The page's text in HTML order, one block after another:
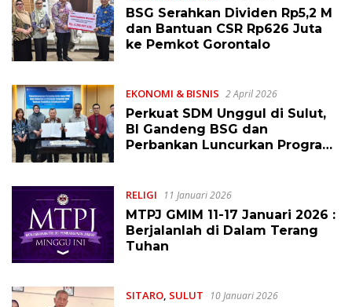
BSG Serahkan Dividen Rp5,2 M
dan Bantuan CSR Rp626 Juta
ke Pemkot Gorontalo
EKONOMI & BISNIS 2 April 2026
Perkuat SDM Unggul di Sulut,
BI Gandeng BSG dan
Perbankan Luncurkan Program
RELIGI 11 Januari 2026
MTPJ GMIM 11-17 Januari 2026 :
Berjalanlah di Dalam Terang
Tuhan
SITARO, SULUT 10 Januari 2026